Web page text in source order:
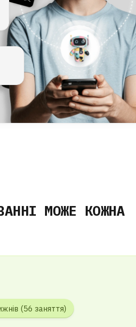
МОЖЕ КОЖНА
(56 заняття)